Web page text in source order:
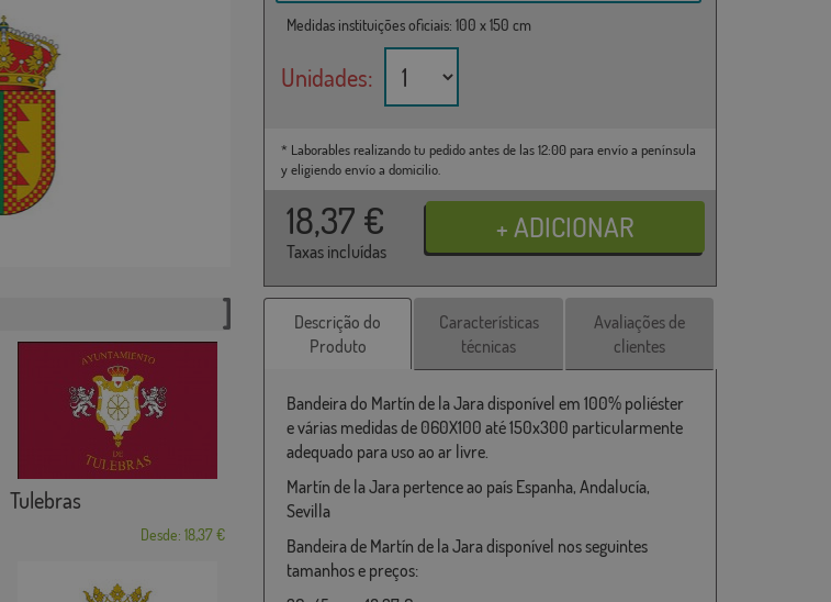
Medidas instituições oficiais: 100 x 150 cm
Unidades:
* Laborables realizando tu pedido antes de las 12:00 para envío a península
y eligiendo envío a domicilio.
18,37 €
Taxas incluídas
Tulebras
Desde: 18,37 €
Descrição do
Produto
Características
técnicas
Avaliações de
clientes
Bandeira do Martín de la Jara disponível em 100% poliéster
e várias medidas de 060X100 até 150x300 particularmente
adequado para uso ao ar livre.
Martín de la Jara pertence ao país Espanha, Andalucía,
Sevilla
Bandeira de Martín de la Jara disponível nos seguintes
tamanhos e preços: